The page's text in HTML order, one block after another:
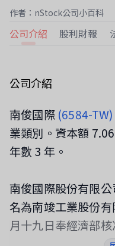
作者：nStock公司小百科
公司介紹 股利財報
公司介紹
南俊國際 (6584-TW)
業類別。資本額
年數 3 年。
南俊國際股份有限
名為南竣工業股份
月十九日奉經濟部